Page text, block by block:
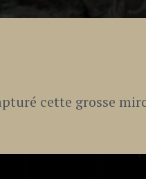
cette grosse